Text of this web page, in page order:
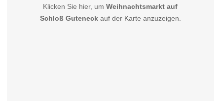
Klicken Sie hier, umWeihnachtsmarkt auf
Schloß Guteneckauf der Karte anzuzeigen.